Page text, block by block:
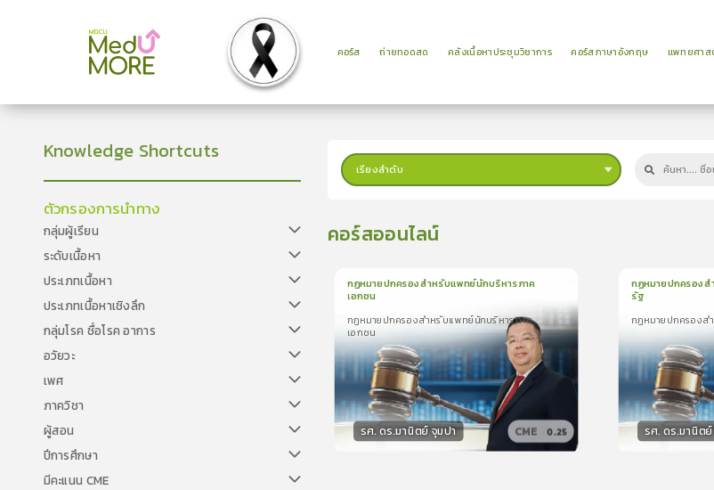
คอร์ส ถ่ายทอดสด คลังเนื้อหาประชุมวิชาการ คอร์สภาษาอังกฤษ แพทยศาส
Knowledge Shortcuts
ตัวกรองการนำทาง
กลุ่มผู้เรียน
ระดับเนื้อหา
ประเภทเนื้อหา
ประเภทเนื้อหาเชิงลึก
กลุ่มโรค ชื่อโรค อาการ
อวัยวะ
เพศ
ภาควิชา
ผู้สอน
ปีการศึกษา
มีคะแนน CME
เรียงลำดับ
คอร์สออนไลน์
CME 0.25
กฏหมายปกครองสำหรับแพทย์นักบริหารภาค
เอกชน
กฏหมายปกครองสำหรับแพทย์นักบริหารภาค
เอกชน
รศ. ดร.มานิตย์ จุมปา
ใบรับรอง
กฏหมายปกครองสำหรับแพทย์นักบริหาร
ภาคเอกชน
0.0 ลำดับ)
299
กฏหมายปกครองส
รัฐ
กฏหมายปกครองส
รศ. ดร.มานิต
ใบรับรอง
กฏหมายปกครองส
ภาครัฐ